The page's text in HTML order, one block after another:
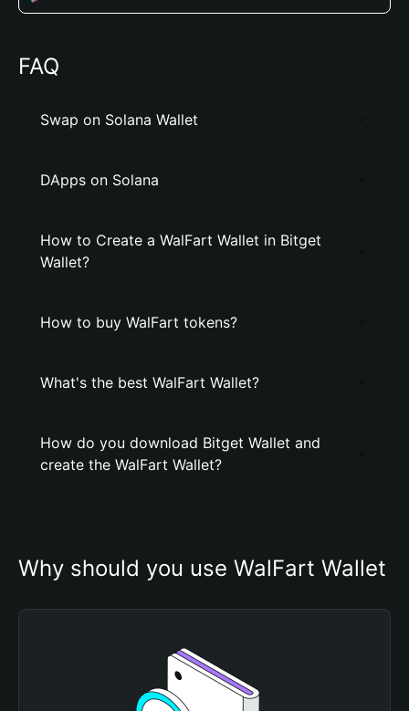
FAQ
Swap on Solana Wallet
DApps on Solana
How to Create a WalFart Wallet in Bitget
Wallet?
How to buy WalFart tokens?
What's the best WalFart Wallet?
How do you download Bitget Wallet and
create the WalFart Wallet?
Why should you use WalFart Wallet